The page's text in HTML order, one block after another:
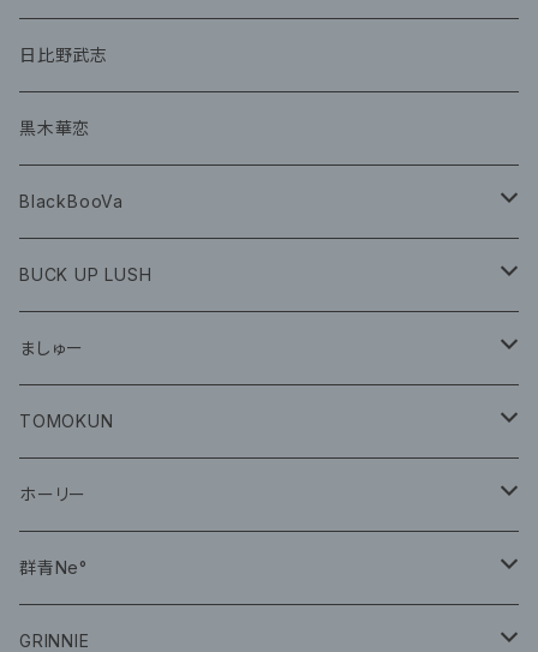
グッズ
CD
グッズ
日比野武志
黒木華恋
BlackBooVa
CD
BUCK UP LUSH
グッズ
CD
ましゅー
グッズ
TOMOKUN
CD
ホーリー
CD
群青Ne°
CD
GRINNIE